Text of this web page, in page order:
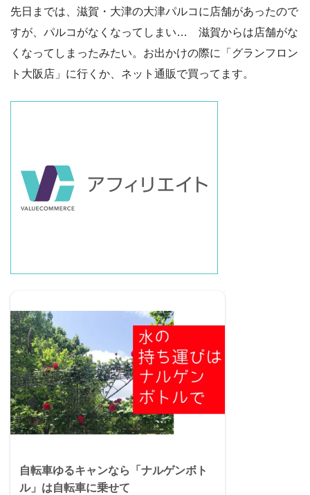
先日までは、滋賀・大津の大津パルコに店舗があったので
すが、パルコがなくなってしまい… 滋賀からは店舗がな
くなってしまったみたい。お出かけの際に「グランフロン
ト大阪店」に行くか、ネット通販で買ってます。
自転車ゆるキャンなら「ナルゲンボト
ル」は自転車に乗せて